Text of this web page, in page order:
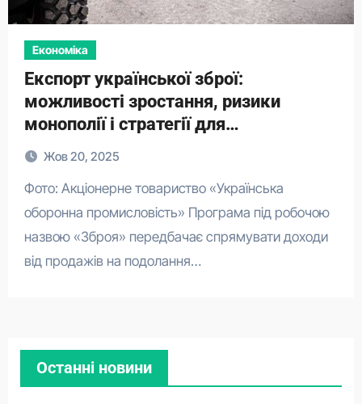
Економіка
Експорт української зброї:
можливості зростання, ризики
монополії і стратегії для
конкурентоспроможності
Жов 20, 2025
Фото: Акціонерне товариство «Українська
оборонна промисловість» Програма під робочою
назвою «Зброя» передбачає спрямувати доходи
від продажів на подолання…
Останні новини